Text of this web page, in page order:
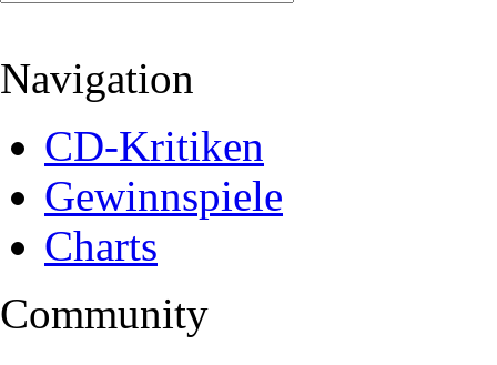
Navigation
CD-Kritiken
Gewinnspiele
Charts
Community